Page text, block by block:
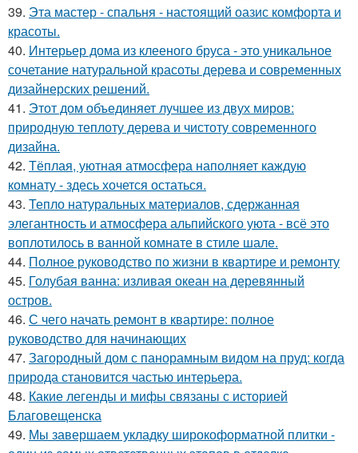
39. Эта мастер - спальня - настоящий оазис комфорта и
красоты.
40. Интерьер дома из клееного бруса - это уникальное
сочетание натуральной красоты дерева и современных
дизайнерских решений.
41. Этот дом объединяет лучшее из двух миров:
природную теплоту дерева и чистоту современного
дизайна.
42. Тёплая, уютная атмосфера наполняет каждую
комнату - здесь хочется остаться.
43. Тепло натуральных материалов, сдержанная
элегантность и атмосфера альпийского уюта - всё это
воплотилось в ванной комнате в стиле шале.
44. Полное руководство по жизни в квартире и ремонту
45. Голубая ванна: изливая океан на деревянный
остров.
46. С чего начать ремонт в квартире: полное
руководство для начинающих
47. Загородный дом с панорамным видом на пруд: когда
природа становится частью интерьера.
48. Какие легенды и мифы связаны с историей
Благовещенска
49. Мы завершаем укладку широкоформатной плитки -